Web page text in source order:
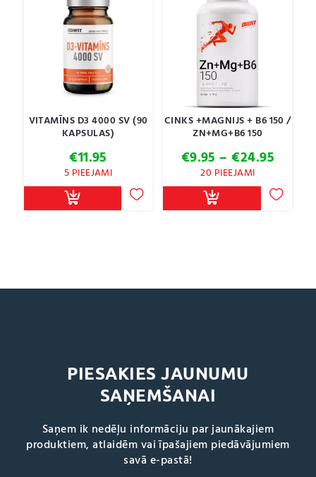
VITAMĪNS D3 4000 SV (90
KAPSULAS)
€11.95
5 PIEEJAMI
CINKS +MAGNIJS + B6 150 /
ZN+MG+B6 150
€9.95 – €24.95
€9.95
20 PIEEJAMI
PIESAKIES JAUNUMU
SAŅEMŠANAI
Saņem ik nedēļu informāciju par jaunākajiem
produktiem, atlaidēm vai īpašajiem piedāvājumiem
savā e-pastā!